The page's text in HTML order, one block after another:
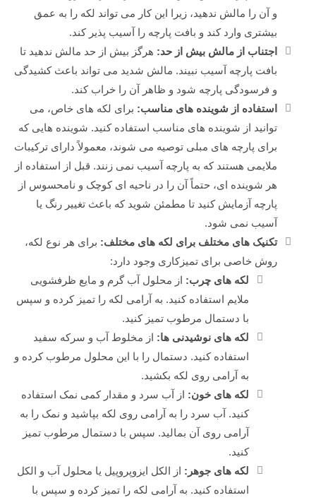
و آن را مالش ندهید، زیرا این کار می تواند لکه را به عمق
بیشتری وارد کند و بافت پارچه را آسیب پذیر کند.
اجتناب از مالش بیش از حد: هرگز بیش از حد مالش ندهید تا
بافت پارچه آسیب نبیند. مالش شدید می تواند باعث کشیدگی
و فرسودگی پارچه شود و ظاهر آن را خراب کند.
استفاده از شوینده های مناسب: برای لکه های خاص، می
توانید از شوینده های مناسب استفاده کنید. شوینده هایی که
برای پارچه های مبلی توصیه می شوند، معمولاً دارای ترکیبات
ملایمی هستند که به پارچه آسیب نمی زنند. قبل از استفاده از
هر شوینده ای، حتماً آن را در ناحیه ای کوچک و نامحسوس از
پارچه آزمایش کنید تا مطمئن شوید که باعث تغییر رنگ یا
آسیب نمی شود.
تکنیک های مختلف برای لکه های مختلف: برای هر نوع لکه،
روش خاصی برای تمیزکاری وجود دارد:
لکه های چرب: از محلول آب گرم و مایع ظرفشویی
ملایم استفاده کنید. به آرامی لکه را تمیز کرده و سپس
با دستمال مرطوب تمیز کنید.
لکه های نوشیدنی ها: از مخلوط آب و سرکه سفید
استفاده کنید. دستمال را با این محلول مرطوب کرده و
به آرامی روی لکه بکشید.
لکه های خون: از آب سرد و مقدار کمی نمک استفاده
کنید. آب سرد را به آرامی روی لکه بپاشید و نمک را به
آرامی روی آن بمالید. سپس با دستمال مرطوب تمیز
کنید.
لکه های جوهر: از الکل ایزوپروپیل یا محلول آب و الکل
استفاده کنید. به آرامی لکه را تمیز کرده و سپس با